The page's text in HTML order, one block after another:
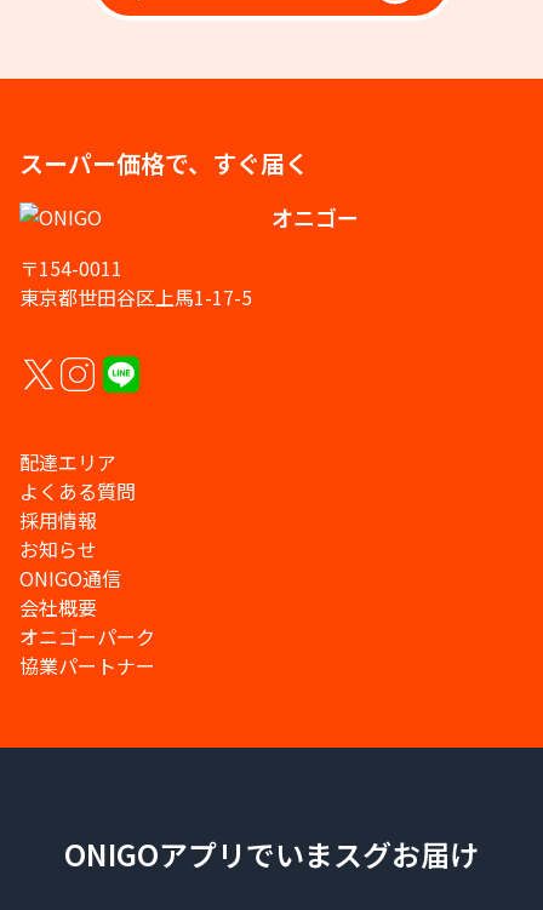
スーパー価格で、すぐ届く
オニゴー
〒154-0011
東京都世田谷区上馬1-17-5
配達エリア
よくある質問
採用情報
お知らせ
ONIGO通信
会社概要
オニゴーパーク
協業パートナー
ONIGOアプリでいまスグお届け